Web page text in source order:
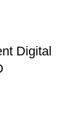
Digital